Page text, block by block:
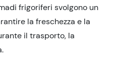
frigoriferi svolgono un
la freschezza e la
il trasporto, la